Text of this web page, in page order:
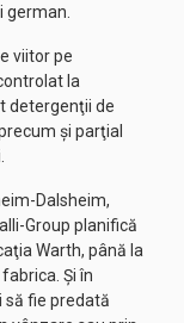
german.
viitor pe
la
detergenţii de
şi parţial
Dalsheim,
Group planifică
Warth, până la
Şi în
să fie predată